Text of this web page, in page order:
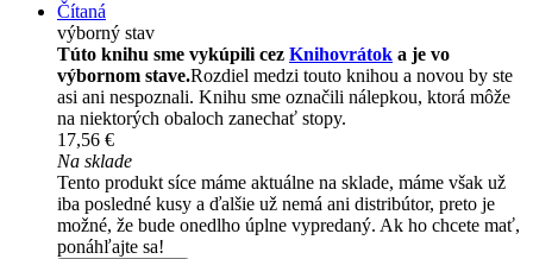
Čítaná
výborný stav
Túto knihu sme vykúpili cez Knihovrátok a je vo
výbornom stave.Rozdiel medzi touto knihou a novou by ste
asi ani nespoznali. Knihu sme označili nálepkou, ktorá môže
na niektorých obaloch zanechať stopy.
17,56 €
Na sklade
Tento produkt síce máme aktuálne na sklade, máme však už
iba posledné kusy a ďalšie už nemá ani distribútor, preto je
možné, že bude onedlho úplne vypredaný. Ak ho chcete mať,
ponáhľajte sa!